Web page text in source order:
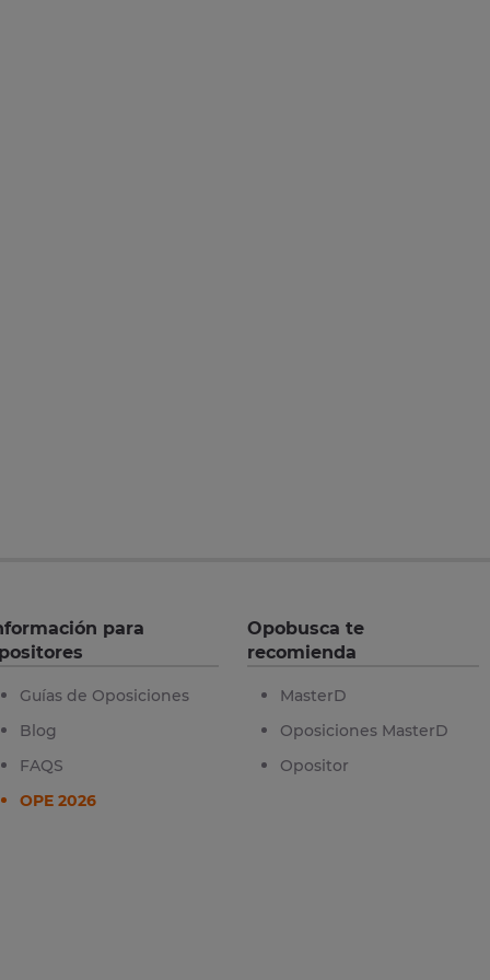
para
Guías de Oposiciones
Blog
FAQS
OPE 2026
Opobusca te
recomienda
MasterD
Oposiciones MasterD
Opositor